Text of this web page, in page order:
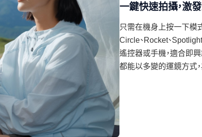
一鍵快速拍攝，激
只需在機身上按一下模
Circle、Rocket、
遙控器或手機，適合即
都能以多變的運鏡方式